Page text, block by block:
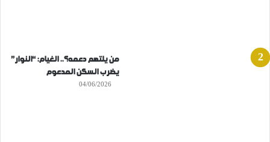
من يلتهم دعمه؟.. الغيام: “النوار”
يضرب السكن المدعوم
04/06/2026